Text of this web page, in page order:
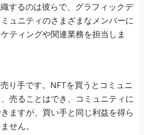
するのは彼らで、グラフィックデ
ュニティのさまざまなメンバーに
ティングや関連業務を担当しま
り手です。NFTを買うとコミュニ
売ることはでき、コミュニティに
ますが、買い手と同じ利益を得ら
せん。